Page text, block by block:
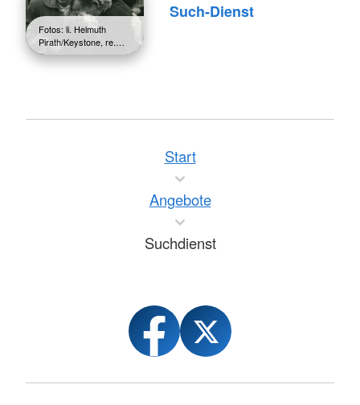
Fotos: li. Helmuth
Pirath/Keystone, re.…
Such-Dienst
Start
Angebote
Suchdienst